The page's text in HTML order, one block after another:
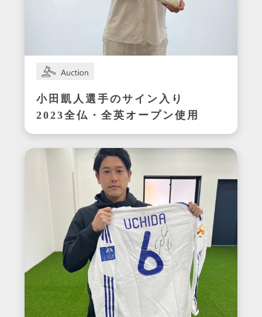
小田凱人選手のサイン入り
2023全仏・全英オープン使用
ラケット